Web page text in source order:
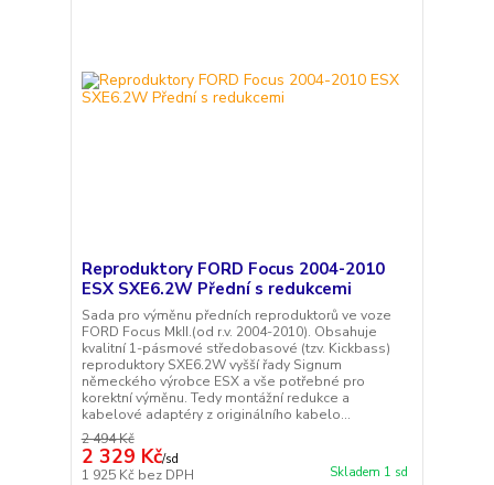
Reproduktory FORD Focus 2004-2010
ESX SXE6.2W Přední s redukcemi
Sada pro výměnu předních reproduktorů ve voze
FORD Focus MkII.(od r.v. 2004-2010). Obsahuje
kvalitní 1-pásmové středobasové (tzv. Kickbass)
reproduktory SXE6.2W vyšší řady Signum
německého výrobce ESX a vše potřebné pro
korektní výměnu. Tedy montážní redukce a
kabelové adaptéry z originálního kabelo...
2 494 Kč
2 329 Kč/sd
1 925 Kč bez DPH Skladem 1 sd